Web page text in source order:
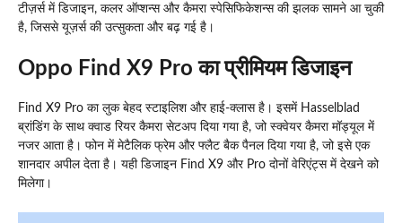
टीज़र्स में डिजाइन, कलर ऑप्शन्स और कैमरा स्पेसिफिकेशन्स की झलक सामने आ चुकी
है, जिससे यूज़र्स की उत्सुकता और बढ़ गई है।
Oppo Find X9 Pro का प्रीमियम डिजाइन
Find X9 Pro का लुक बेहद स्टाइलिश और हाई-क्लास है। इसमें Hasselblad
ब्रांडिंग के साथ क्वाड रियर कैमरा सेटअप दिया गया है, जो स्क्वेयर कैमरा मॉड्यूल में
नजर आता है। फोन में मेटैलिक फ्रेम और फ्लैट बैक पैनल दिया गया है, जो इसे एक
शानदार अपील देता है। यही डिजाइन Find X9 और Pro दोनों वेरिएंट्स में देखने को
मिलेगा।